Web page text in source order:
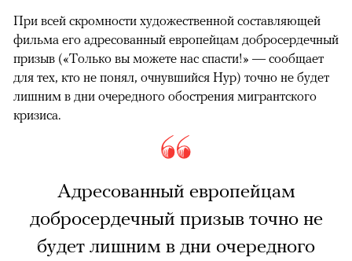
При всей скромности художественной составляющей
фильма его адресованный европейцам добросердечный
призыв («Только вы можете нас спасти!» — сообщает
для тех, кто не понял, очнувшийся Нур) точно не будет
лишним в дни очередного обострения мигрантского
кризиса.
Адресованный европейцам
добросердечный призыв точно не
будет лишним в дни очередного